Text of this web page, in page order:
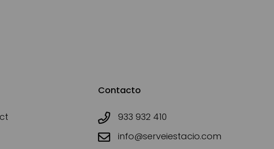
Contacto
933 932 410
info@serveiestacio.com